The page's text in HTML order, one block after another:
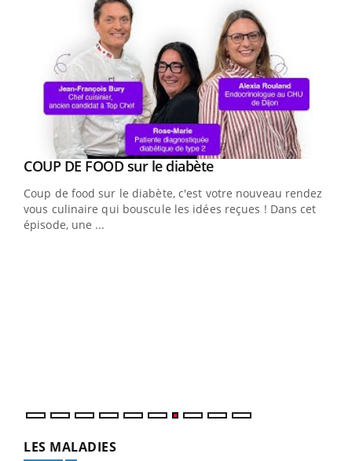
Youtube
COUP DE FOOD sur le diabèteYoutube
Coup de food sur le diabète, c'est votre nouveau rendez-
vous culinaire qui bouscule les idées reçues ! Dans cet
épisode, une ...
LES MALADIES